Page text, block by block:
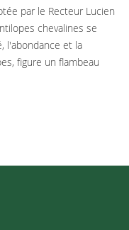
par le Recteur Lucien
chevalines se
l'abondance et la
figure un flambeau